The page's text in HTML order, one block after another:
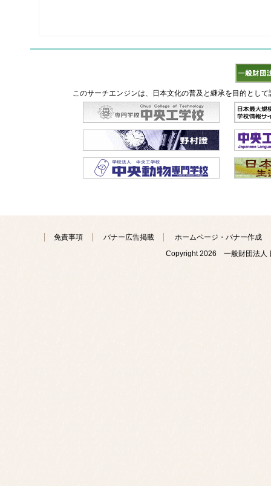
このサーチエンジンは、日本文化の普及と継承を目的とし
免責事項 バナー広告掲載
ホームページ・バナー作成
Copyright2026 一般財団法人